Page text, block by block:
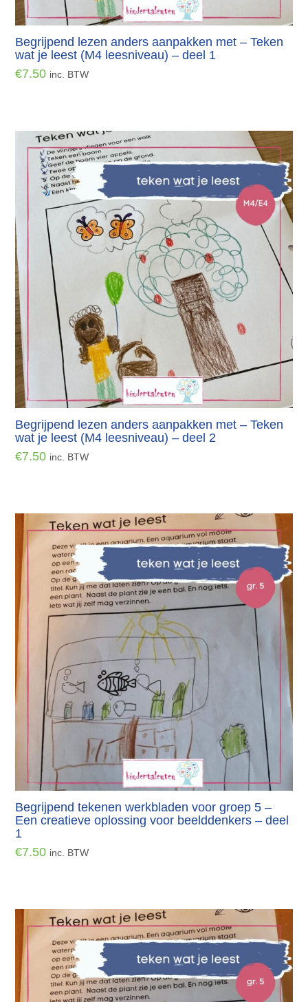
Begrijpend lezen anders aanpakken met – Teken
wat je leest (M4 leesniveau) – deel 1
€7.50 inc. BTW
Begrijpend lezen anders aanpakken met – Teken
wat je leest (M4 leesniveau) – deel 2
€7.50 inc. BTW
Begrijpend tekenen werkbladen voor groep 5 –
Een creatieve oplossing voor beelddenkers – deel
1
€7.50 inc. BTW